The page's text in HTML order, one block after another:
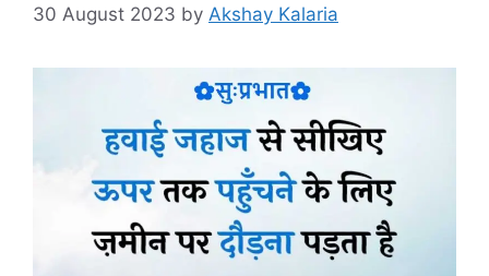
30 August 2023 by Akshay Kalaria